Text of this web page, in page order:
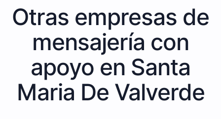
Otras empresas de
mensajería con
apoyo en Santa
Maria De Valverde